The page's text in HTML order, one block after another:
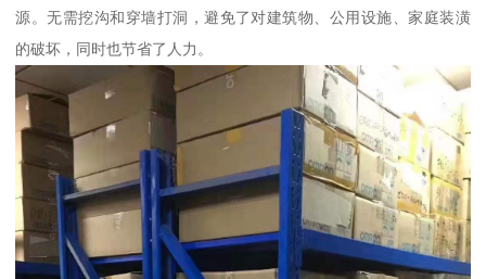
源。无需挖沟和穿墙打洞，避免了对建筑物、公用设施、家庭装潢
的破坏，同时也节省了人力。